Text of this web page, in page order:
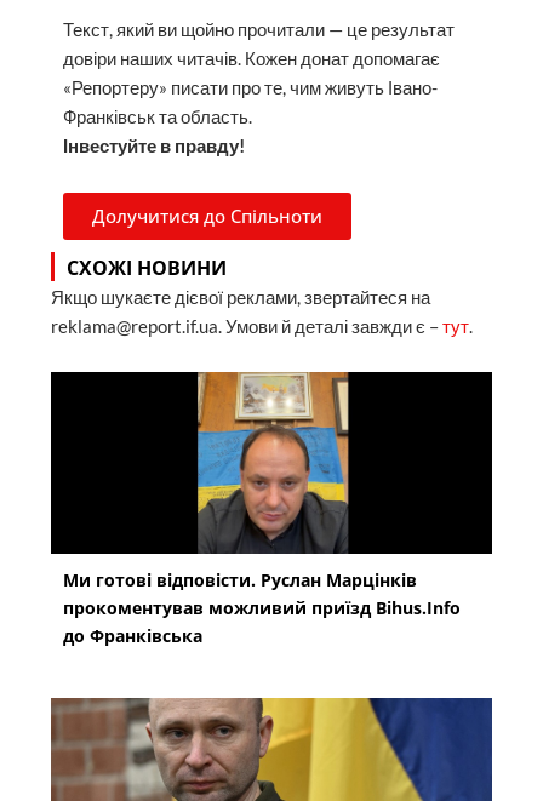
Текст, який ви щойно прочитали — це результат
довіри наших читачів. Кожен донат допомагає
«Репортеру» писати про те, чим живуть Івано-
Франківськ та область.
Інвестуйте в правду!
Долучитися до Спільноти
СХОЖІ НОВИНИ
Якщо шукаєте дієвої реклами, звертайтеся на
reklama@report.if.ua. Умови й деталі завжди є –тут.
Ми готові відповісти. Руслан Марцінків
прокоментував можливий приїзд Bihus.Info
до Франківська